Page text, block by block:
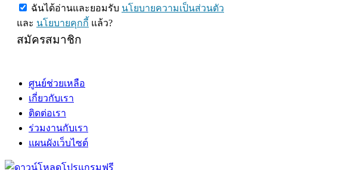
ฉันได้อ่านและยอมรับ นโยบายความเป็นส่วนตัว
และ นโยบายคุกกี้ แล้ว?
สมัครสมาชิก
ศูนย์ช่วยเหลือ
เกี่ยวกับเรา
ติดต่อเรา
ร่วมงานกับเรา
แผนผังเว็บไซต์